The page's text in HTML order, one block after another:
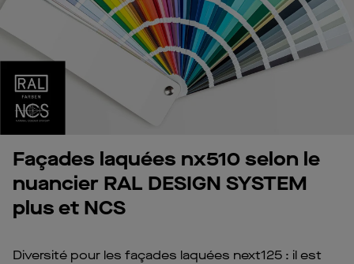
Façades laquées nx510 selon le
nuancier RAL DESIGN SYSTEM
plus et NCS
Diversité pour les façades laquées next125 : il est